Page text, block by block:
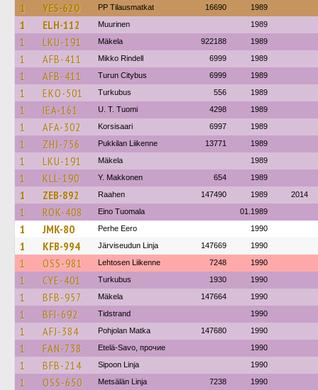
1 YES-620 PP Tilausmatkat 16690 1989
1 ELH-112 Muurinen 1989
1 LKU-191 Mäkela 922188 1989
1 AFB-411 Mikko Rindell 6999 1989
1 AFB-411 Turun Citybus 6999 1989
1 EKO-501 Turkubus 556 1989
1 IEA-161 U. T. Tuomi 4298 1989
1 AFA-302 Korsisaari 6997 1989
1 ZHJ-756 Pukkilan Liikenne 13771 1989
1 LKU-191 Mäkela 1989
1 KLL-190 Y. Makkonen 654 1989
1 ZEB-892 Raahen 147490 1989 2014
1 ROK-408 Eino Tuomala 01.1989
1 JMK-80 Perhe Eero 1990
1 KFB-994 Järviseudun Linja 147669 1990
1 OSS-981 Lehtosen Liikenne 7248 1990
1 CYE-401 Turkubus 1930 1990
1 BFB-957 Mäkela 147664 1990
1 BFI-692 Tidstrand 1990
1 AFJ-384 Pohjolan Matka 147680 1990
1 FAN-738 Etelä-Savo, прочие 1990
1 BFB-214 Sipoon Linja 1990
1 OSS-650 Metsälän Linja 7238 1990